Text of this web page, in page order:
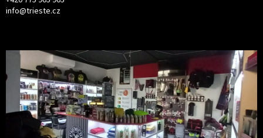
info@trieste.cz